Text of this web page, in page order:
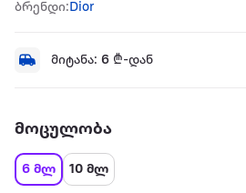
ბრენდი:Dior
მიტანა: 6 ₾-დან
მოცულობა
6 მლ 10 მლ